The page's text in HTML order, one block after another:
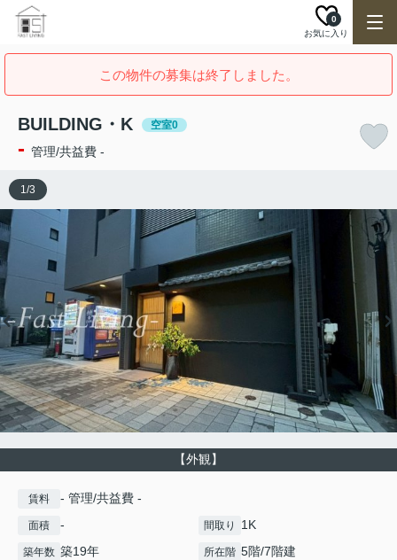
お気に入り
0
この物件の募集は終了しました。
BUILDING・K 空室0
- 管理/共益費 -
【外観】
1/3
賃料 - 管理/共益費 -
面積 - 間取り 1K
築年数 築19年 所在階 5階/7階建